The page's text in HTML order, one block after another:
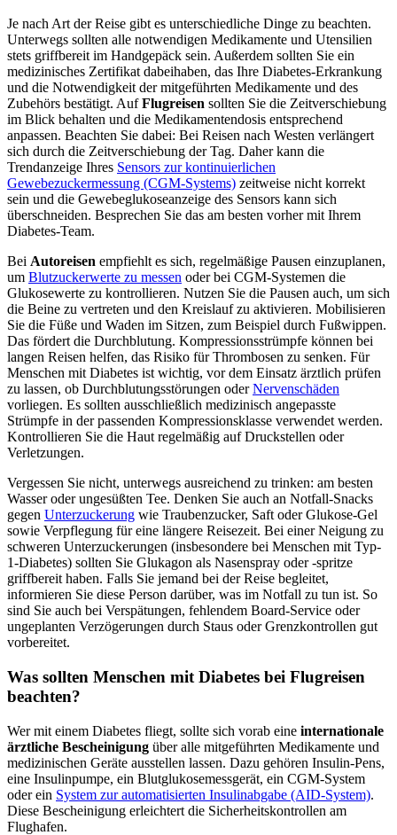
Je nach Art der Reise gibt es unterschiedliche Dinge zu beachten.
Unterwegs sollten alle notwendigen Medikamente und Utensilien
stets griffbereit im Handgepäck sein. Außerdem sollten Sie ein
medizinisches Zertifikat dabeihaben, das Ihre Diabetes-Erkrankung
und die Notwendigkeit der mitgeführten Medikamente und des
Zubehörs bestätigt. AufFlugreisen sollten Sie die Zeitverschiebung
im Blick behalten und die Medikamentendosis entsprechend
anpassen. Beachten Sie dabei: Bei Reisen nach Westen verlängert
sich durch die Zeitverschiebung der Tag. Daher kann die
Trendanzeige Ihres Sensors zur kontinuierlichen
Gewebezuckermessung (CGM-Systems) zeitweise nicht korrekt
sein und die Gewebeglukoseanzeige des Sensors kann sich
überschneiden. Besprechen Sie das am besten vorher mit Ihrem
Diabetes-Team.
Bei Autoreisen empfiehlt es sich, regelmäßige Pausen einzuplanen,
um Blutzuckerwerte zu messen oder bei CGM-Systemen die
Glukosewerte zu kontrollieren. Nutzen Sie die Pausen auch, um sich
die Beine zu vertreten und den Kreislauf zu aktivieren. Mobilisieren
Sie die Füße und Waden im Sitzen, zum Beispiel durch Fußwippen.
Das fördert die Durchblutung. Kompressionsstrümpfe können bei
langen Reisen helfen, das Risiko für Thrombosen zu senken. Für
Menschen mit Diabetes ist wichtig, vor dem Einsatz ärztlich prüfen
zu lassen, ob Durchblutungsstörungen oderNervenschäden
vorliegen. Es sollten ausschließlich medizinisch angepasste
Strümpfe in der passenden Kompressionsklasse verwendet werden.
Kontrollieren Sie die Haut regelmäßig auf Druckstellen oder
Verletzungen.
Vergessen Sie nicht, unterwegs ausreichend zu trinken: am besten
Wasser oder ungesüßten Tee. Denken Sie auch an Notfall-Snacks
gegen Unterzuckerung wie Traubenzucker, Saft oder Glukose-Gel
sowie Verpflegung für eine längere Reisezeit. Bei einer Neigung zu
schweren Unterzuckerungen (insbesondere bei Menschen mit Typ-
1-Diabetes) sollten Sie Glukagon als Nasenspray oder -spritze
griffbereit haben. Falls Sie jemand bei der Reise begleitet,
informieren Sie diese Person darüber, was im Notfall zu tun ist. So
sind Sie auch bei Verspätungen, fehlendem Board-Service oder
ungeplanten Verzögerungen durch Staus oder Grenzkontrollen gut
vorbereitet.
Was sollten Menschen mit Diabetes bei Flugreisen
beachten?
Wer mit einem Diabetes fliegt, sollte sich vorab eine internationale
ärztliche Bescheinigung über alle mitgeführten Medikamente und
medizinischen Geräte ausstellen lassen. Dazu gehören Insulin-Pens,
eine Insulinpumpe, ein Blutglukosemessgerät, ein CGM-System
oder ein System zur automatisierten Insulinabgabe (AID-System).
Diese Bescheinigung erleichtert die Sicherheitskontrollen am
Flughafen.